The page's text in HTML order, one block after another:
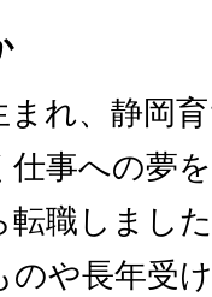
まれ、静岡
仕事への夢
転職しまし
のや長年受